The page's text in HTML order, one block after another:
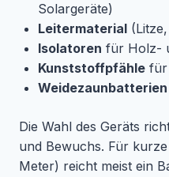
Solargeräte)
Leitermaterial
Isolatoren für Holz-
Kunststoffpfähle für
Weidezaunbatterien
Die Wahl des Geräts
und Bewuchs. Für
Meter) reicht meist ein